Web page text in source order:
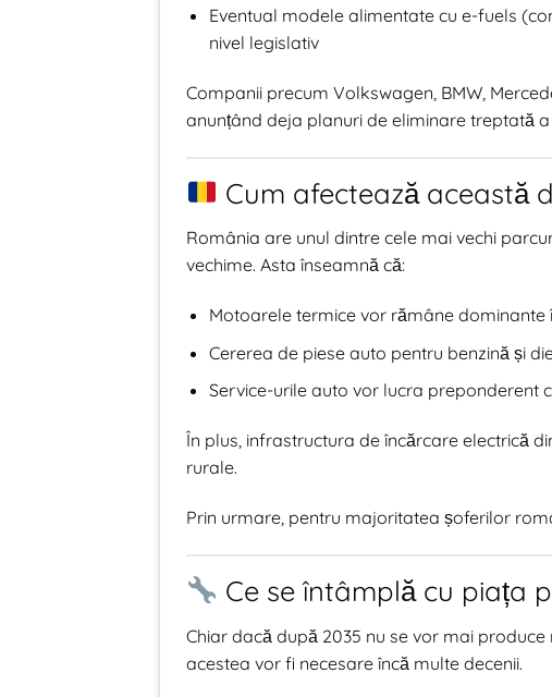
Eventual modele alimentate cu e-fuels
nivel legislativ
Companii precum Volkswagen, BMW,
anunțând deja planuri de eliminare treptată
Cum afectează această
România are unul dintre cele mai vechi
vechime. Asta înseamnă că:
Motoarele termice vor rămâne dominante
Cererea de piese auto pentru benzină și
Service-urile auto vor lucra preponderent
În plus, infrastructura de încărcare electrică
rurale.
Prin urmare, pentru majoritatea șoferilor
Ce se întâmplă cu piața
Chiar dacă după 2035 nu se vor mai
acestea vor fi necesare încă multe decenii.